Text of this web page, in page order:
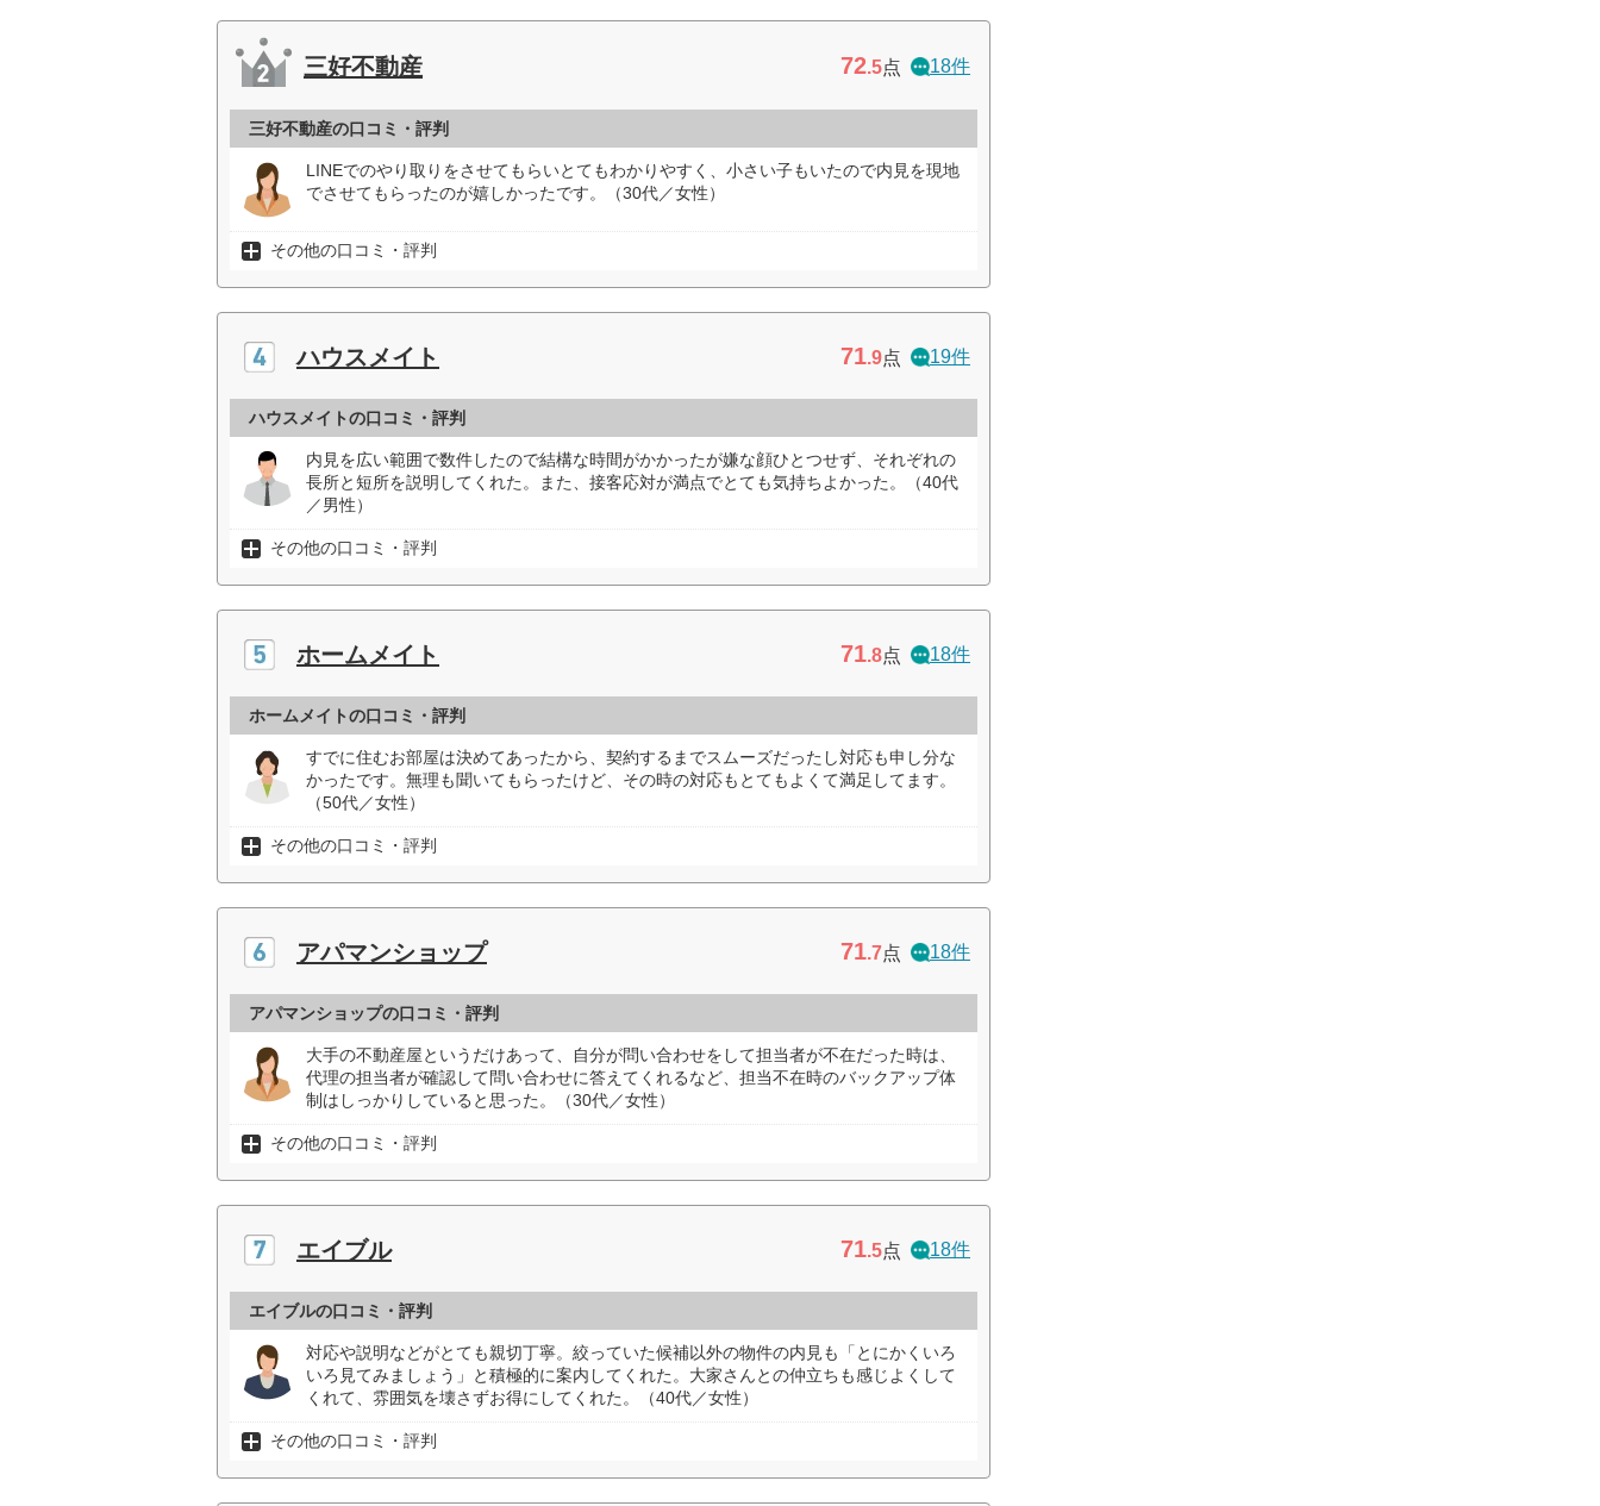
三好不動産 72.5点 18件
三好不動産の口コミ・評判
LINEでのやり取りをさせてもらいとてもわかりやすく、小さい子もいたので内見を現地
でさせてもらったのが嬉しかったです。（30代／女性）
その他の口コミ・評判
ハウスメイト 71.9点 19件
ハウスメイトの口コミ・評判
内見を広い範囲で数件したので結構な時間がかかったが嫌な顔ひとつせず、それぞれの
長所と短所を説明してくれた。また、接客応対が満点でとても気持ちよかった。（40代
／男性）
その他の口コミ・評判
ホームメイト 71.8点 18件
ホームメイトの口コミ・評判
すでに住むお部屋は決めてあったから、契約するまでスムーズだったし対応も申し分な
かったです。無理も聞いてもらったけど、その時の対応もとてもよくて満足してます。
（50代／女性）
その他の口コミ・評判
アパマンショップ 71.7点 18件
アパマンショップの口コミ・評判
大手の不動産屋というだけあって、自分が問い合わせをして担当者が不在だった時は、
代理の担当者が確認して問い合わせに答えてくれるなど、担当不在時のバックアップ体
制はしっかりしていると思った。（30代／女性）
その他の口コミ・評判
エイブル 71.5点 18件
エイブルの口コミ・評判
対応や説明などがとても親切丁寧。絞っていた候補以外の物件の内見も「とにかくいろ
いろ見てみましょう」と積極的に案内してくれた。大家さんとの仲立ちも感じよくして
くれて、雰囲気を壊さずお得にしてくれた。（40代／女性）
その他の口コミ・評判